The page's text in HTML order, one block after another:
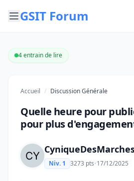
GSIT Forum
4 entrain de lire
Accueil / Discussion Générale
Quelle heure pour
pour plus
Niv. 1 3273 pts•17/12/2025